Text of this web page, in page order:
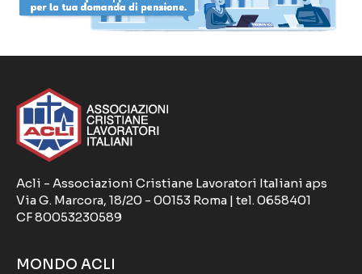
Acli - Associazioni Cristiane Lavoratori Italiani aps
Via G. Marcora, 18/20 - 00153 Roma | tel. 0658401
CF 80053230589
MONDO ACLI